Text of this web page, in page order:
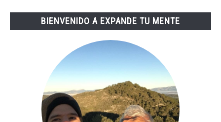
Steps
BIENVENIDO A EXPANDE TU MENTE